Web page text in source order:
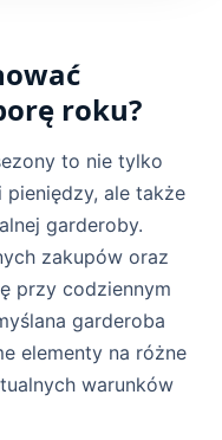
roku?
to nie tylko
ale także
garderoby.
zakupów oraz
przy codziennym
garderoba
elementy na różne
warunków